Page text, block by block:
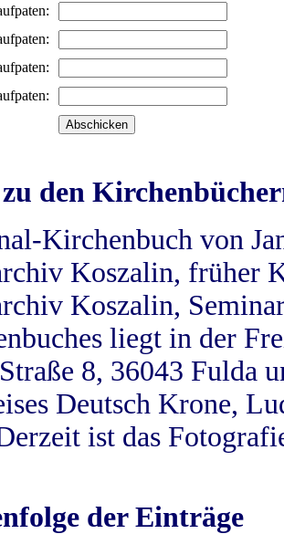
den
Kirchenbuch von
Koszalin, früher
Koszalin,
liegt in der
8, 36043 Fulda
Deutsch Krone,
ist das
der Einträge